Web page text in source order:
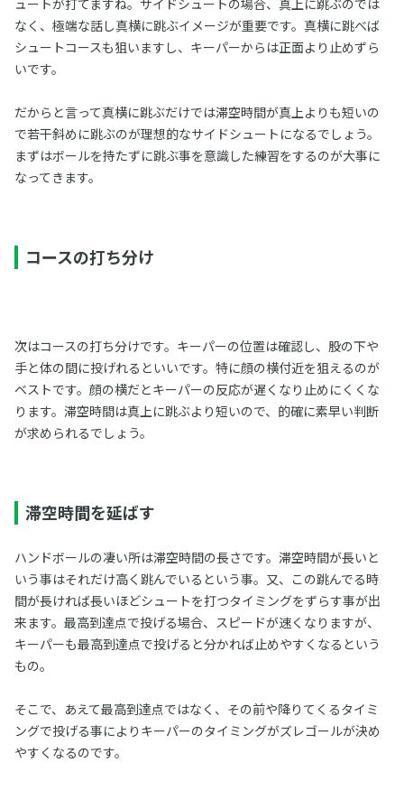
ュートが打てますね。サイドシュートの場合、真上に跳ぶのでは
なく、極端な話し真横に跳ぶイメージが重要です。真横に跳べば
シュートコースも狙いますし、キーパーからは正面より止めずら
いです。
だからと言って真横に跳ぶだけでは滞空時間が真上よりも短いの
で若干斜めに跳ぶのが理想的なサイドシュートになるでしょう。
まずはボールを持たずに跳ぶ事を意識した練習をするのが大事に
なってきます。
コースの打ち分け
次はコースの打ち分けです。キーパーの位置は確認し、股の下や
手と体の間に投げれるといいです。特に顔の横付近を狙えるのが
ベストです。顔の横だとキーパーの反応が遅くなり止めにくくな
ります。滞空時間は真上に跳ぶより短いので、的確に素早い判断
が求められるでしょう。
滞空時間を延ばす
ハンドボールの凄い所は滞空時間の長さです。滞空時間が長いと
いう事はそれだけ高く跳んでいるという事。又、この跳んでる時
間が長ければ長いほどシュートを打つタイミングをずらす事が出
来ます。最高到達点で投げる場合、スピードが速くなりますが、
キーパーも最高到達点で投げると分かれば止めやすくなるという
もの。
そこで、あえて最高到達点ではなく、その前や降りてくるタイミ
ングで投げる事によりキーパーのタイミングがズレゴールが決め
やすくなるのです。